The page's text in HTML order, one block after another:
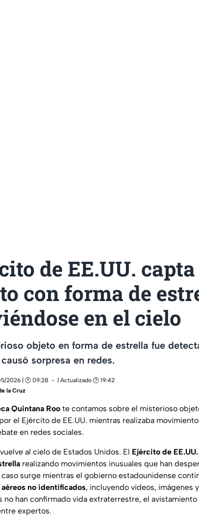
de EE.UU.
con forma de
en el cielo
objeto en forma de estrella fue
causó sorpresa en redes.
2026 | 🕑 09:28
| Actualizado 🕑 19:42
la Cruz
Quintana Roo te contamos sobre el misterioso
el Ejército de EE.UU. mientras realizaba
en redes sociales.
al cielo de Estados Unidos. El Ejército de EE.UU.
realizando movimientos inusuales que han
caso surge mientras el gobierno estadounidense
no identificados, incluyendo videos, imágenes
no han confirmado vida extraterrestre, el
expertos.